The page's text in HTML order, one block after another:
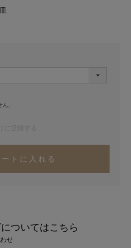
。
ートに入れる
ついてはこちら
せ